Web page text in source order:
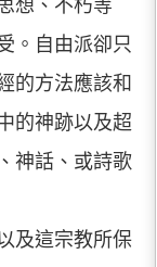
想、不朽等
。自由派卻只
的方法應該和
的神跡以及超
神話、或詩歌
及這宗教所保